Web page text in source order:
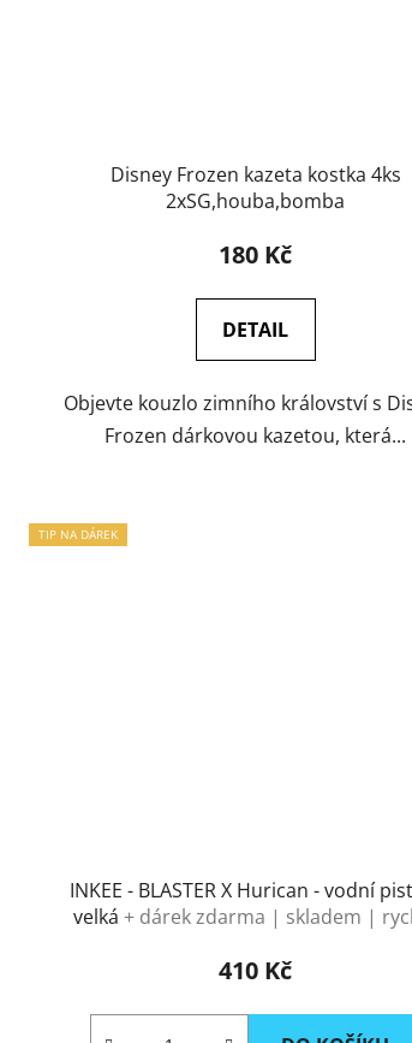
Disney Frozen kazeta kostka 4ks
2xSG,houba,bomba
180 Kč
DETAIL
Objevte kouzlo zimního království s
Frozen dárkovou kazetou, která...
TIP NA DÁREK
INKEE - BLASTER X Hurican - vodní
velká+ dárek zdarma | skladem |
410 Kč